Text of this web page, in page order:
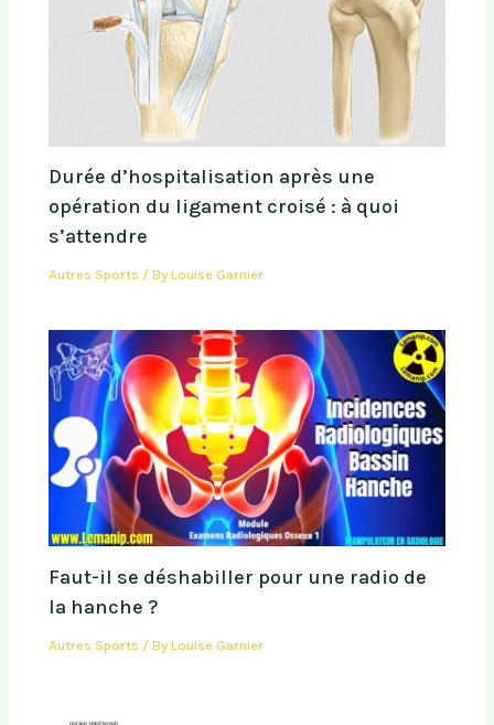
Durée d’hospitalisation après une
opération du ligament croisé : à quoi
s’attendre
Autres Sports / ByLouise Garnier
Faut-il se déshabiller pour une radio de
la hanche ?
Autres Sports / ByLouise Garnier